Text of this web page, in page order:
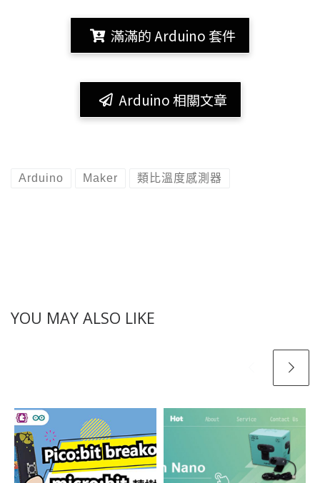
滿滿的 Arduino 套件
Arduino 相關文章
Arduino Maker 類比溫度感測器
YOU MAY ALSO LIKE